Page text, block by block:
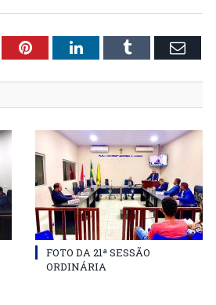
PinterestLinkedInTumblr Email
FOTO DA 21ª SESSÃO
ORDINÁRIA